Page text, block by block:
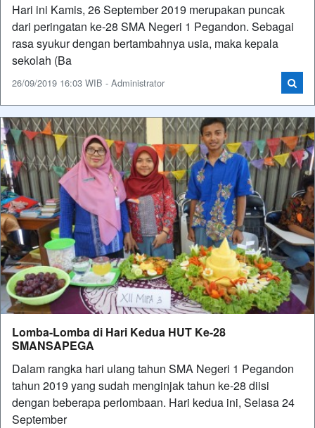
Hari ini Kamis, 26 September 2019 merupakan puncak
dari peringatan ke-28 SMA Negeri 1 Pegandon. Sebagai
rasa syukur dengan bertambahnya usia, maka kepala
sekolah (Ba
26/09/2019 16:03 WIB - Administrator
Lomba-Lomba di Hari Kedua HUT Ke-28
SMANSAPEGA
Dalam rangka hari ulang tahun SMA Negeri 1 Pegandon
tahun 2019 yang sudah menginjak tahun ke-28 diisi
dengan beberapa perlombaan. Hari kedua ini, Selasa 24
September